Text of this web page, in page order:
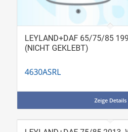
LEYLAND+DAF 65/75/85
(NICHT GEKLEBT)
4630ASRL
Zeige Details